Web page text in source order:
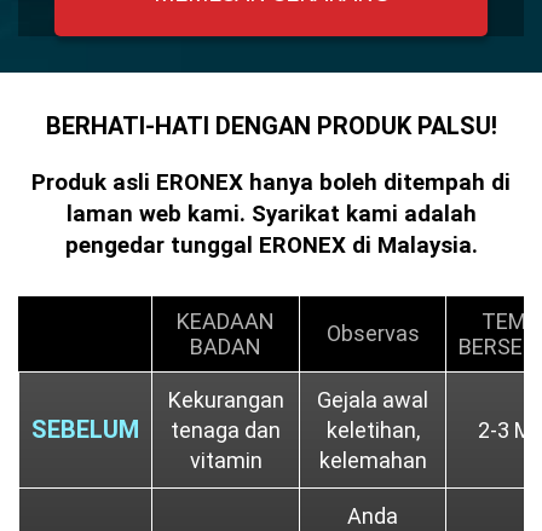
BERHATI-HATI DENGAN PRODUK PALSU!
Produk asli ERONEX hanya boleh ditempah di
laman web kami. Syarikat kami adalah
pengedar tunggal ERONEX di Malaysia.
KEADAAN
BADAN
Observas
SEBELUM
Kekurangan
tenaga dan
vitamin
Gejala awal
keletihan,
kelemahan
2-3
Anda